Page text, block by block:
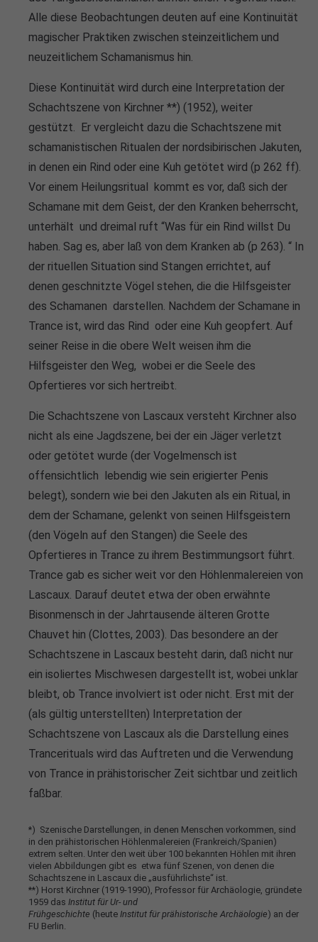
Alle diese Beobachtungen deuten auf eine Kontinuität
magischer Praktiken zwischen steinzeitlichem und
neuzeitlichem Schamanismus hin.
Diese Kontinuität wird durch eine Interpretation der
Schachtszene von Kirchner **) (1952), weiter
gestützt. Er vergleicht dazu die Schachtszene mit
schamanistischen Ritualen der nordsibirischen Jakuten,
in denen ein Rind oder eine Kuh getötet wird (p 262 ff).
Vor einem Heilungsritual kommt es vor, daß sich der
Schamane mit dem Geist, der den Kranken beherrscht,
unterhält und dreimal ruft “Was für ein Rind willst Du
haben. Sag es, aber laß von dem Kranken ab (p 263). “ In
der rituellen Situation sind Stangen errichtet, auf
denen geschnitzte Vögel stehen, die die Hilfsgeister
des Schamanen darstellen. Nachdem der Schamane in
Trance ist, wird das Rind oder eine Kuh geopfert. Auf
seiner Reise in die obere Welt weisen ihm die
Hilfsgeister den Weg, wobei er die Seele des
Opfertieres vor sich hertreibt.
Die Schachtszene von Lascaux versteht Kirchner also
nicht als eine Jagdszene, bei der ein Jäger verletzt
oder getötet wurde (der Vogelmensch ist
offensichtlich lebendig wie sein erigierter Penis
belegt), sondern wie bei den Jakuten als ein Ritual, in
dem der Schamane, gelenkt von seinen Hilfsgeistern
(den Vögeln auf den Stangen) die Seele des
Opfertieres in Trance zu ihrem Bestimmungsort führt.
Trance gab es sicher weit vor den Höhlenmalereien von
Lascaux. Darauf deutet etwa der oben erwähnte
Bisonmensch in der Jahrtausende älteren Grotte
Chauvet hin (Clottes, 2003). Das besondere an der
Schachtszene in Lascaux besteht darin, daß nicht nur
ein isoliertes Mischwesen dargestellt ist, wobei unklar
bleibt, ob Trance involviert ist oder nicht. Erst mit der
(als gültig unterstellten) Interpretation der
Schachtszene von Lascaux als die Darstellung eines
Trancerituals wird das Auftreten und die Verwendung
von Trance in prähistorischer Zeit sichtbar und zeitlich
faßbar.
*) Szenische Darstellungen, in denen Menschen vorkommen, sind
in den prähistorischen Höhlenmalereien (Frankreich/Spanien)
extrem selten. Unter den weit über 100 bekannten Höhlen mit ihren
vielen Abbildungen gibt es etwa fünf Szenen, von denen die
Schachtszene in Lascaux die „ausführlichste“ ist.
**) Horst Kirchner (1919-1990), Professor für Archäologie, gründete
1959 das Institut für Ur- und
Frühgeschichte (heute Institut für prähistorische Archäologie) an der
FU Berlin.